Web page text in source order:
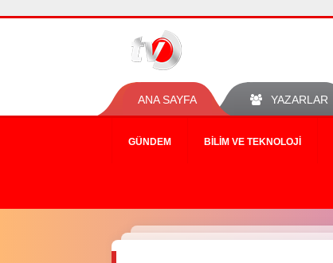
ANA SAYFA YAZARLAR
GÜNDEM BILIM VE TEKNOLOJI